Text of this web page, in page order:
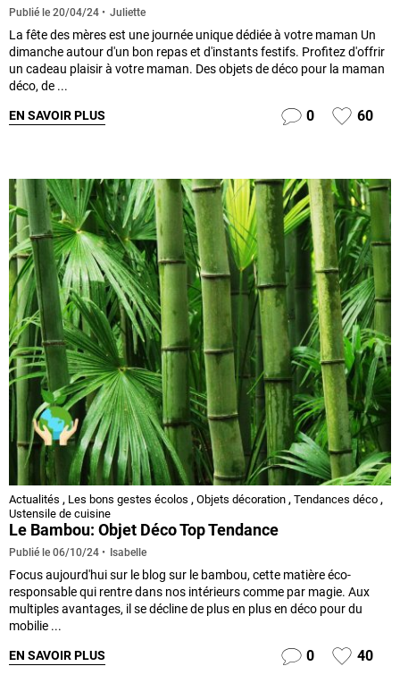
Publié le 20/04/24 Juliette
La fête des mères est une journée unique dédiée à votre maman Un
dimanche autour d'un bon repas et d'instants festifs. Profitez d'offrir
un cadeau plaisir à votre maman. Des objets de déco pour la maman
déco, de ...
EN SAVOIR PLUS 0 60
Actualités , Les bons gestes écolos , Objets décoration , Tendances déco ,
Ustensile de cuisine
Le Bambou: Objet Déco Top Tendance
Publié le 06/10/24 Isabelle
Focus aujourd'hui sur le blog sur le bambou, cette matière éco-
responsable qui rentre dans nos intérieurs comme par magie. Aux
multiples avantages, il se décline de plus en plus en déco pour du
mobilie ...
EN SAVOIR PLUS 0 40